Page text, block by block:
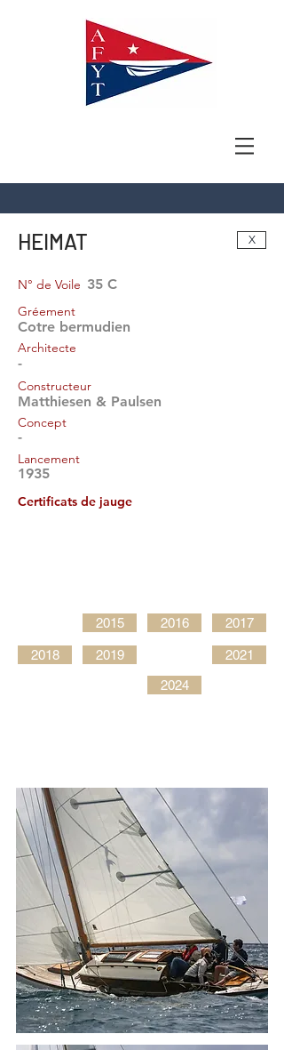
HEIMAT X
35 C
N° de Voile
Gréement
Cotre bermudien
Architecte
-
Constructeur
Matthiesen & Paulsen
Concept
-
Lancement
1935
Certificats de jauge
2015 2016 2017
2018 2019
2021
2024